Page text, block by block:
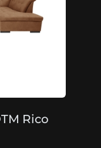
Rico